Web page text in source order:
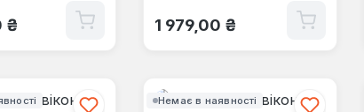
₴ Звичайна ціна:
1 979,00 ₴
Немає в наявності